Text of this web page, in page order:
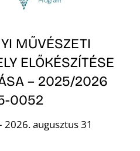
MŰVÉSZETI
ELŐKÉSZÍTÉSE
– 2025/2026
0052
augusztus 31